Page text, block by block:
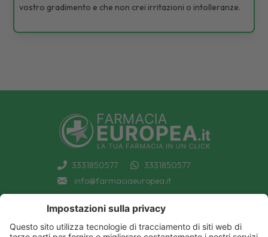
vostro gradimento e che non crei irritazioni o intolleranze.
3331850577
3331850577
info@farmaciaeuropea.it
PRIVACY POLICY
CATEGORIE FARMACI A-Z